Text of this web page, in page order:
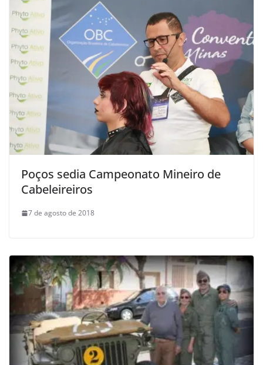
Poços sedia Campeonato Mineiro de
Cabeleireiros
7 de agosto de 2018